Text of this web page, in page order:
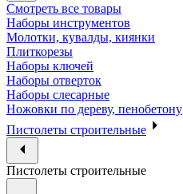
Смотреть все товары
Наборы инструментов
Молотки, кувалды, киянки
Плиткорезы
Наборы ключей
Наборы отверток
Наборы слесарные
Ножовки по дереву, пенобетону
Пистолеты строительные
Пистолеты строительные